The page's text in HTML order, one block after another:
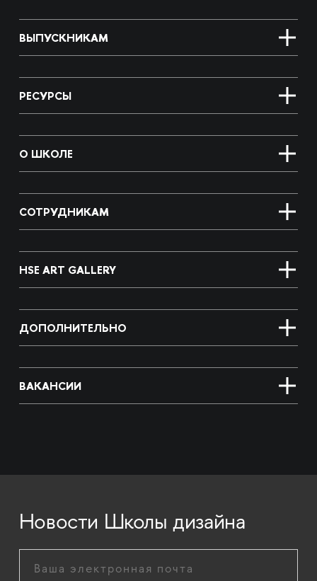
ВЫПУСКНИКАМ
РЕСУРСЫ
О ШКОЛЕ
СОТРУДНИКАМ
HSE ART GALLERY
ДОПОЛНИТЕЛЬНО
ВАКАНСИИ
Новости Школы дизайна